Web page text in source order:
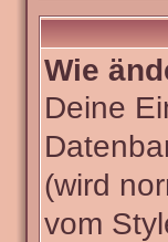
Wie
Deine
(wird
vom